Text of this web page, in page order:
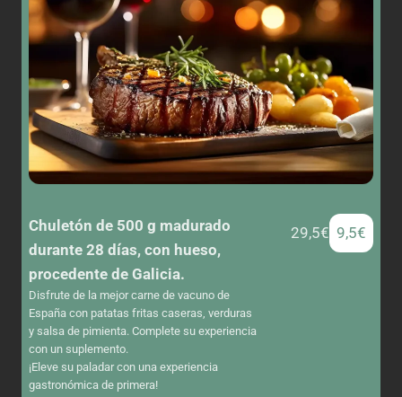
Chuletón de 500 g madurado
durante 28 días, con hueso,
procedente de Galicia.
Disfrute de la mejor carne de vacuno de
España con patatas fritas caseras, verduras
y salsa de pimienta. Complete su experiencia
con un suplemento.
¡Eleve su paladar con una experiencia
gastronómica de primera!
29,5€ 9,5€